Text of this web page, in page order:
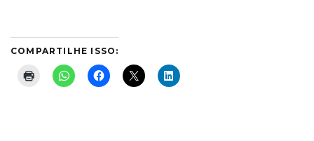
COMPARTILHE ISSO: